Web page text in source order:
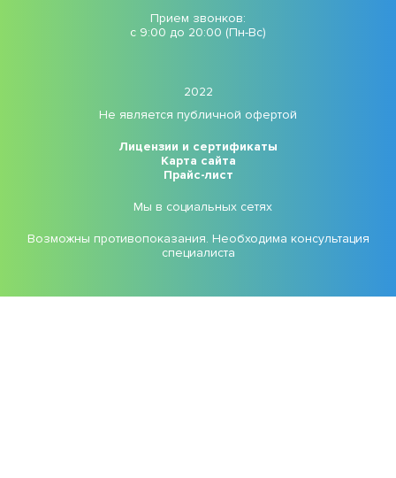
Прием звонков:
с 9:00 до 20:00 (Пн-Вс)
2022
Не является публичной офертой
Лицензии и сертификаты
Карта сайта
Прайс-лист
Мы в социальных сетях
Возможны противопоказания. Необходима консультация
специалиста